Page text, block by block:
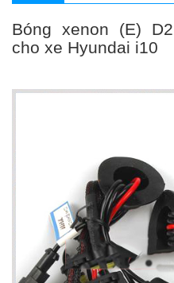
Bóng xenon (E)
cho xe Hyundai i10